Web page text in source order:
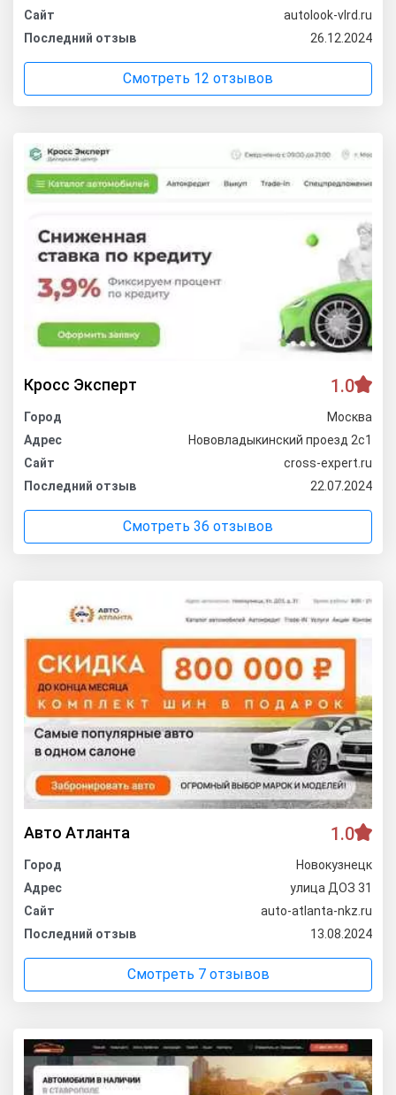
Сайт
autolook-vlrd.ru
Последний отзыв
26.12.2024
Смотреть 12 отзывов
Кросс Эксперт 1.0
Город
Москва
Адрес
Нововладыкинский проезд 2с1
Сайт
cross-expert.ru
Последний отзыв
22.07.2024
Смотреть 36 отзывов
Авто Атланта 1.0
Город
Новокузнецк
Адрес
улица ДОЗ 31
Сайт
auto-atlanta-nkz.ru
Последний отзыв
13.08.2024
Смотреть 7 отзывов